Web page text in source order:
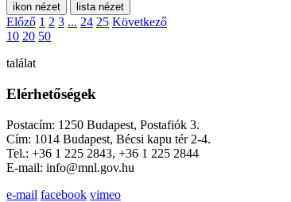
ikon nézet lista nézet
Előző 1 2 3 ... 24 25 Következő
10 20 50
találat
Elérhetőségek
Postacím: 1250 Budapest, Postafiók 3.
Cím: 1014 Budapest, Bécsi kapu tér 2-4.
Tel.: +36 1 225 2843, +36 1 225 2844
E-mail: info@mnl.gov.hu
e-mail facebook vimeo